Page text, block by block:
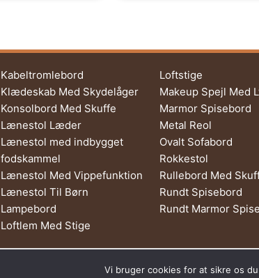
Kabeltromlebord
Klædeskab Med Skydelåger
Konsolbord Med Skuffe
Lænestol Læder
Lænestol med indbygget
fodskammel
Lænestol Med Vippefunktion
Lænestol Til Børn
Lampebord
Loftlem Med Stige
Loftstige
Makeup Spejl Med
Marmor Spisebord
Metal Reol
Ovalt Sofabord
Rokkestol
Rullebord Med
Rundt Spisebord
Rundt Marmor
Dette medie ejes og drives af Tropic Traffic LLC-FZ
Vi bruger cookies for at sikre os